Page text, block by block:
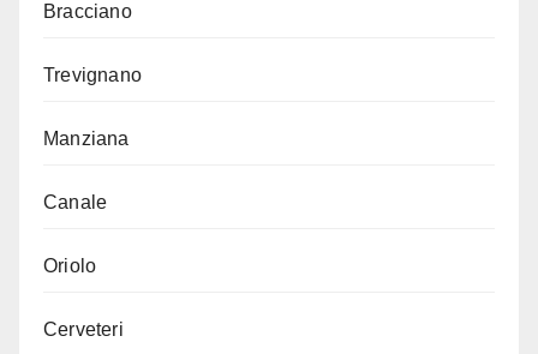
Bracciano
Trevignano
Manziana
Canale
Oriolo
Cerveteri